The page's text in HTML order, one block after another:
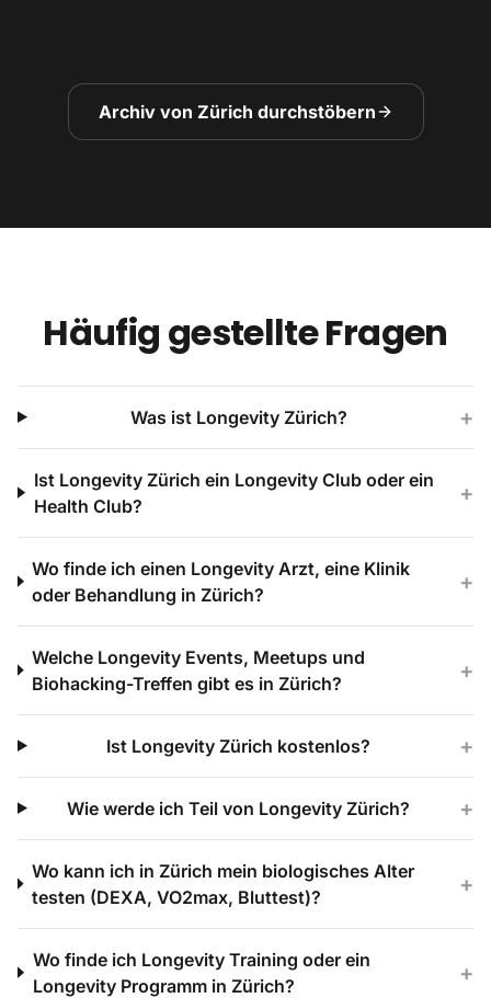
Archiv von Zürich durchstöbern
Häufig gestellte Fragen
Was ist Longevity Zürich? +
Ist Longevity Zürich ein Longevity Club oder ein
Health Club?
+
Wo finde ich einen Longevity Arzt, eine Klinik
oder Behandlung in Zürich?
+
Welche Longevity Events, Meetups und
Biohacking-Treffen gibt es in Zürich?
+
Ist Longevity Zürich kostenlos? +
Wie werde ich Teil von Longevity Zürich? +
Wo kann ich in Zürich mein biologisches Alter
testen (DEXA, VO2max, Bluttest)?
+
Wo finde ich Longevity Training oder ein
Longevity Programm in Zürich?
+